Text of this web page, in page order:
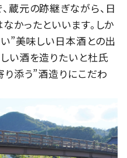
蔵元の跡継ぎながら、日
かったといいます。しか
”美味しい日本酒との出
い酒を造りたいと杜氏
り添う”酒造りにこだわ